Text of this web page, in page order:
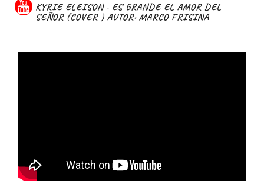
KYRIE ELEISON . ES GRANDE EL AMOR DEL
SEÑOR (COVER ) AUTOR: MARCO FRISINA